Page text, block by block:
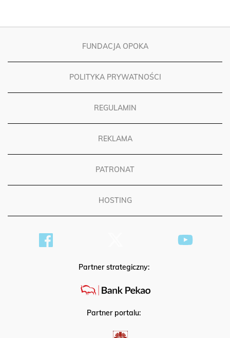
FUNDACJA OPOKA
POLITYKA PRYWATNOŚCI
REGULAMIN
REKLAMA
PATRONAT
HOSTING
Partner strategiczny:
Partner portalu: